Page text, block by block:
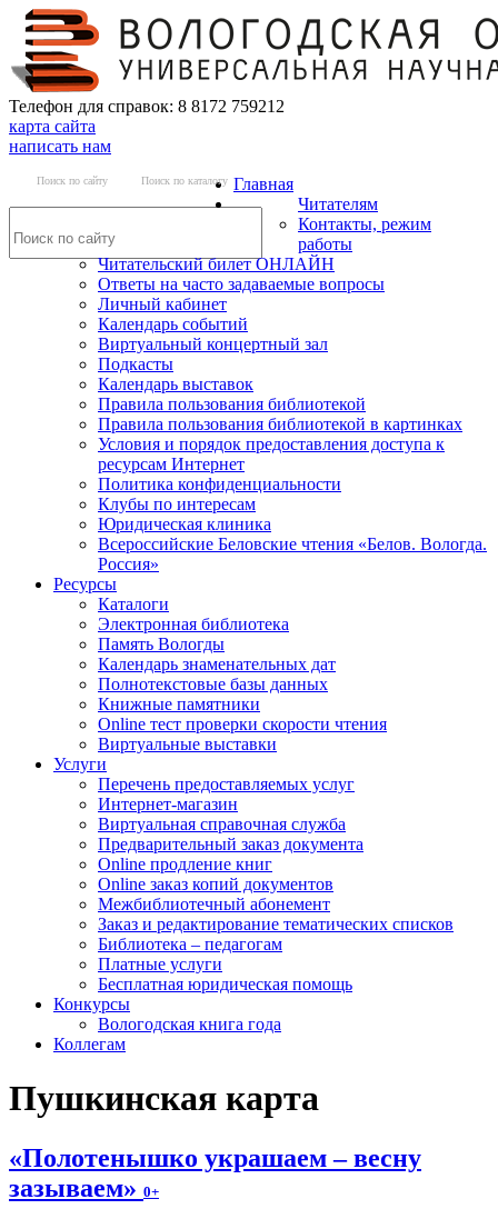
Телефон для справок: 8 8172 759212
карта сайта
написать нам
Поиск по сайту Поиск по каталогу Главная
Читателям
Контакты, режим
работы
Читательский билет ОНЛАЙН
Ответы на часто задаваемые вопросы
Личный кабинет
Календарь событий
Виртуальный концертный зал
Подкасты
Календарь выставок
Правила пользования библиотекой
Правила пользования библиотекой в картинках
Условия и порядок предоставления доступа к
ресурсам Интернет
Политика конфиденциальности
Клубы по интересам
Юридическая клиника
Всероссийские Беловские чтения «Белов. Вологда.
Россия»
Ресурсы
Каталоги
Электронная библиотека
Память Вологды
Календарь знаменательных дат
Полнотекстовые базы данных
Книжные памятники
Online тест проверки скорости чтения
Виртуальные выставки
Услуги
Перечень предоставляемых услуг
Интернет-магазин
Виртуальная справочная служба
Предварительный заказ документа
Online продление книг
Online заказ копий документов
Межбиблиотечный абонемент
Заказ и редактирование тематических списков
Библиотека – педагогам
Платные услуги
Бесплатная юридическая помощь
Конкурсы
Вологодская книга года
Коллегам
Пушкинская карта
«Полотенышко украшаем – весну
зазываем» 0+